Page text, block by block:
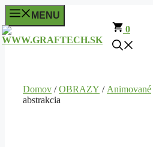
Preskočiť
na
obsah
MENU
0
Domov /OBRAZY / Animované
abstrakcia